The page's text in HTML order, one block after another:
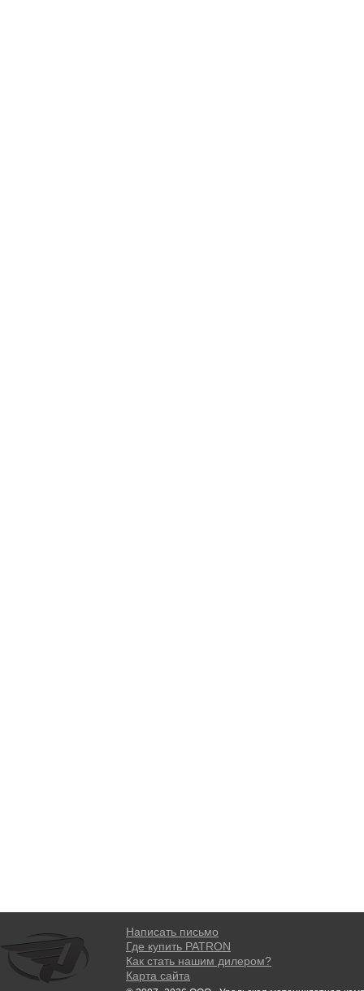
Написать письмо
Где купить PATRON
Как стать нашим дилером?
Карта сайта